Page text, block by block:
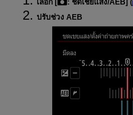
ปรับช่วง AEB